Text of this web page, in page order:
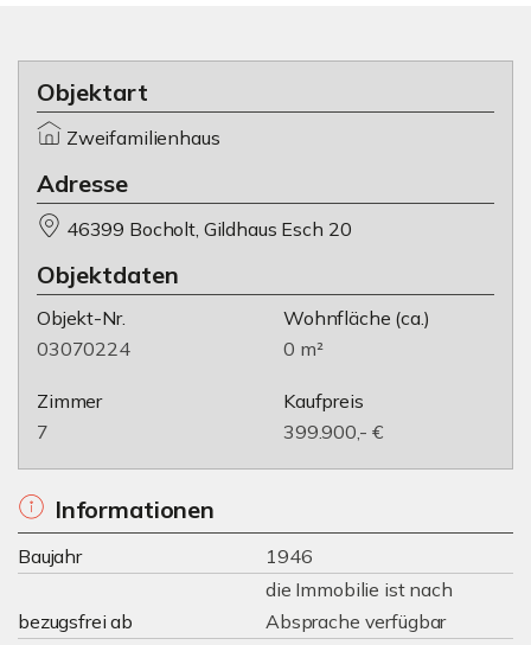
Objektart
Zweifamilienhaus
Adresse
46399 Bocholt, Gildhaus Esch 20
Objektdaten
Objekt-Nr.
03070224
Wohnfläche (ca.)
0 m²
Zimmer
7
Kaufpreis
399.900,- €
Informationen
Baujahr 1946
bezugsfrei ab
die Immobilie ist nach
Absprache verfügbar